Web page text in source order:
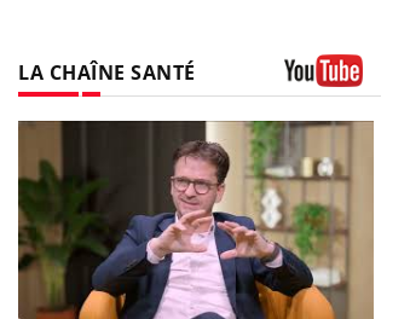
LA CHAÎNE SANTÉ